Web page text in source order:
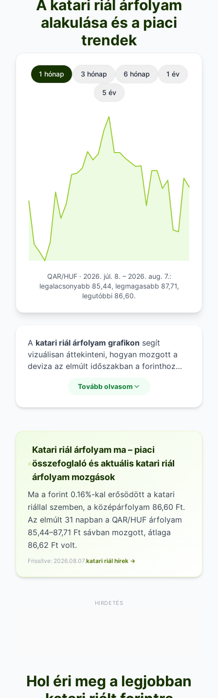
A katari riál árfolyam
alakulása és a piaci
trendek
1 hónap 3 hónap 6 hónap 1 év
5 év
QAR/HUF · 2026. júl. 8. – 2026. aug. 7.:
legalacsonyabb 85,44, legmagasabb 87,71,
legutóbbi 86,60.
A katari riál árfolyam grafikon segít
vizuálisan áttekinteni, hogyan mozgott a
deviza az elmúlt időszakban a forinthoz
használatával nyomon követhető a
megérteni a múltbeli piaci trendeket és a
katari riál értékemögött meghúzódó
gazdasági folyamatokat.
Tovább olvasom
Katari riál árfolyam ma – piaci
összefoglaló és aktuális katari riál
árfolyam mozgások
Ma a forint 0.16%-kal erősödött a katari
riállal szemben, a középárfolyam 86,60 Ft.
Az elmúlt 31 napban a QAR/HUF árfolyam
85,44–87,71 Ft sávban mozgott, átlaga
86,62 Ft volt.
Frissítve: 2026.08.07.katari riál hírek →
HIRDETÉS
Hol éri meg a legjobban